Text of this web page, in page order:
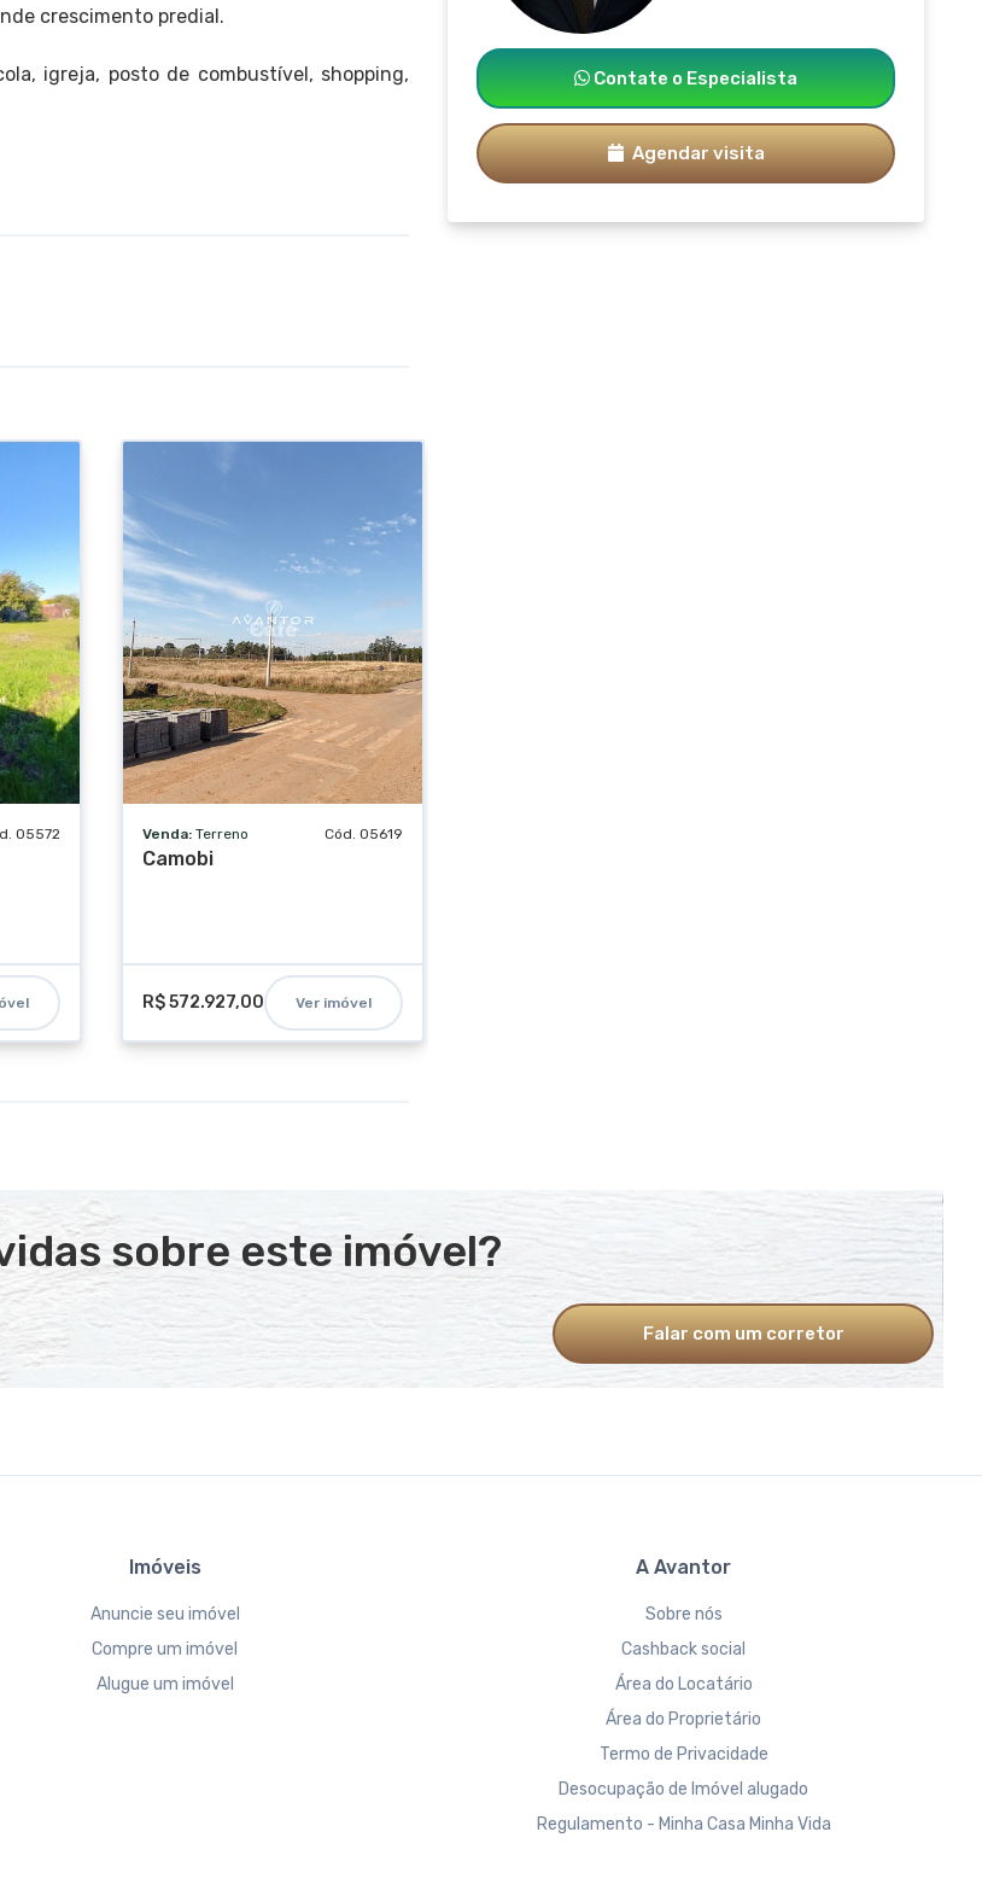
crescimento predial.
igreja, posto de combustível, shopping,
05572 Venda: Terreno Cód. 05619
Camobi
R$ 572.927,00 Ver imóvel
Contate o Especialista
Agendar visita
sobre este imóvel?
Falar com um corretor
Imóveis
Anuncie seu imóvel
Compre um imóvel
Alugue um imóvel
A Avantor
Sobre nós
Cashback social
Área do Locatário
Área do Proprietário
Termo de Privacidade
Desocupação de Imóvel alugado
Regulamento - Minha Casa Minha Vida